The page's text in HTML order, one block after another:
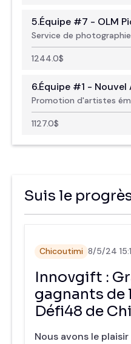
5.Équipe #7 - OLM
Service de
1244.0$
6.Équipe #1 - Nouvel
Promotion d'artistes
1127.0$
Suis le
Chicoutimi 8/5/24
Innovgift :
gagnants
Défi48 de
Nous avons le